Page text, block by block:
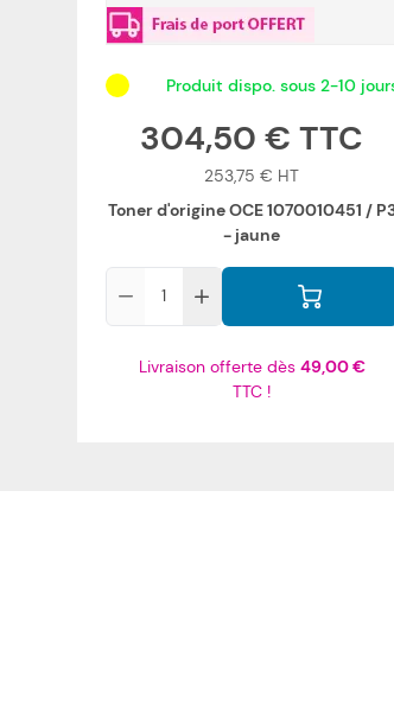
Produit dispo. sous 2-10
304,50 €
253,75 €
Toner d'origine OCE 1070010451 /
- jaune
Livraison offerte dès 49,00 €
TTC !